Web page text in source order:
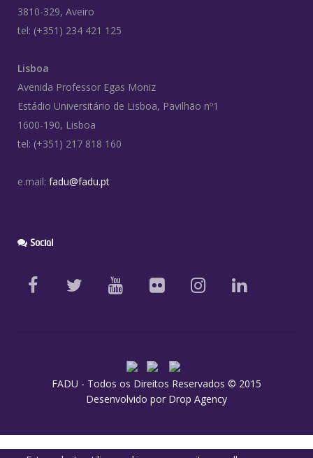
3810-329, Aveiro
tel: (+351) 234 421 125
Lisboa
Avenida Professor Egas Moniz
Estádio Universitário de Lisboa, Pavilhão nº1
1600-190, Lisboa
tel: (+351) 217 818 160
e.mail: fadu@fadu.pt
Social
FADU - Todos os Direitos Reservados © 2015
Desenvolvido por Drop Agency